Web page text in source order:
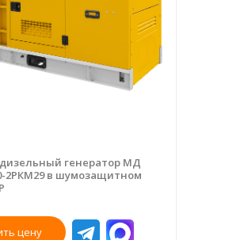
генератор МД
2РКМ29 в шумозащитном
цену